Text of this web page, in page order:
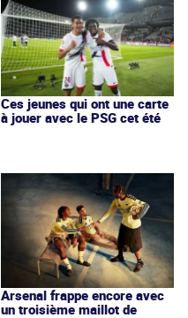
Ces jeunes qui ont une carte
à jouer avec le PSG cet été
Arsenal frappe encore avec
un troisième maillot de